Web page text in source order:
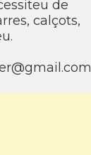
de
calçots,